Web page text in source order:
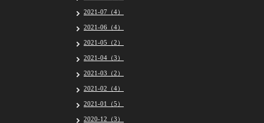
2021-07（4）
2021-06（4）
2021-05（2）
2021-04（3）
2021-03（2）
2021-02（4）
2021-01（5）
2020-12（3）